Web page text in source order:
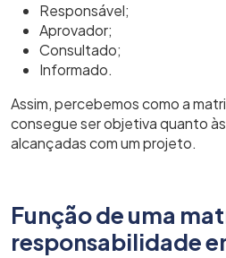
Responsável;
Aprovador;
Consultado;
Informado.
Assim, percebemos como a
consegue ser objetiva quanto
alcançadas com um projeto.
Função de uma
responsabilidade